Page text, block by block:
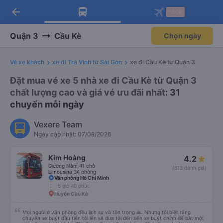
Tải app Vexere ngay!
Nhận ưu đãi thành viên độc
Mở app
Tải app Vexere
-30k/ghế khi đặt vé máy bay qua
Mở app
arrow_back
Quận 3 Cầu Kè Chọn ngày
Vé xe khách xe đi Trà Vinh từ Sài Gòn xe đi Cầu Kè từ Quận 3
Đặt mua vé xe 5 nhà xe đi Cầu Kè từ Quận 3
chất lượng cao và giá vé ưu đãi nhất: 31
chuyến mỗi ngày
Vexere Team
Ngày cập nhật: 07/08/2026
Kim Hoàng
Giường Nằm 41 chỗ
Limousine 34 phòng
4.2
(613 đánh giá)
Văn phòng Hồ Chí Minh
5 giờ 40 phút
Huyện Cầu Kè
Mọi người ở văn phòng đều lịch sự và tôn trọng 🙏. Nhưng tôi biết rằng
chuyến xe buýt đầu tiên tôi lên sẽ đưa tôi đến bến xe buýt chính để bắt một